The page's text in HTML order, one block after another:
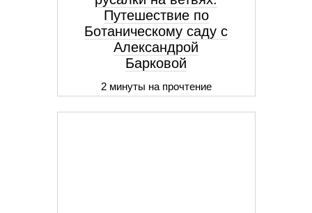
Путешествие по
Ботаническому саду с
Александрой
Барковой
2 минуты на прочтение